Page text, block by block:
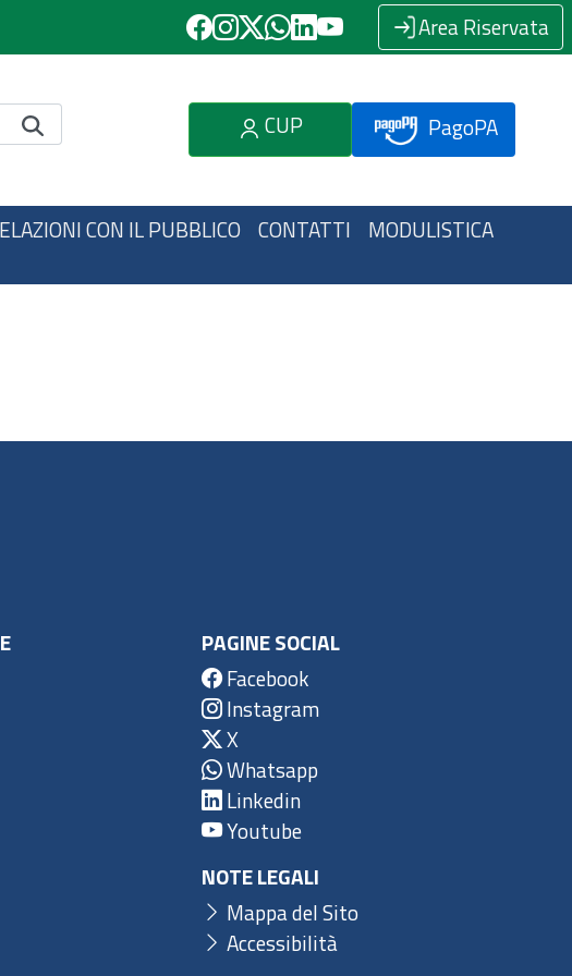
Area Riservata
CUP PagoPA
CON IL PUBBLICO CONTATTI MODULISTICA
PAGINE SOCIAL
Facebook
Instagram
X
Whatsapp
Linkedin
Youtube
NOTE LEGALI
Mappa del Sito
Accessibilità